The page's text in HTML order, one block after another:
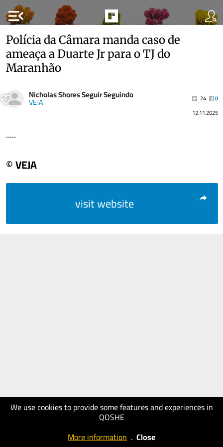
menu_open
We use cookies to provide some features and experiences in
QOSHE
More information . Close
Polícia da Câmara manda caso de
ameaça a Duarte Jr para o TJ do
Maranhão
Nicholas Shores Seguir Seguindo
VEJA 24
0
12.11.2025
.....
© VEJA
visit website